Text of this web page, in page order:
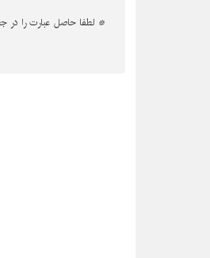
* لطفا حاصل عبارت را در